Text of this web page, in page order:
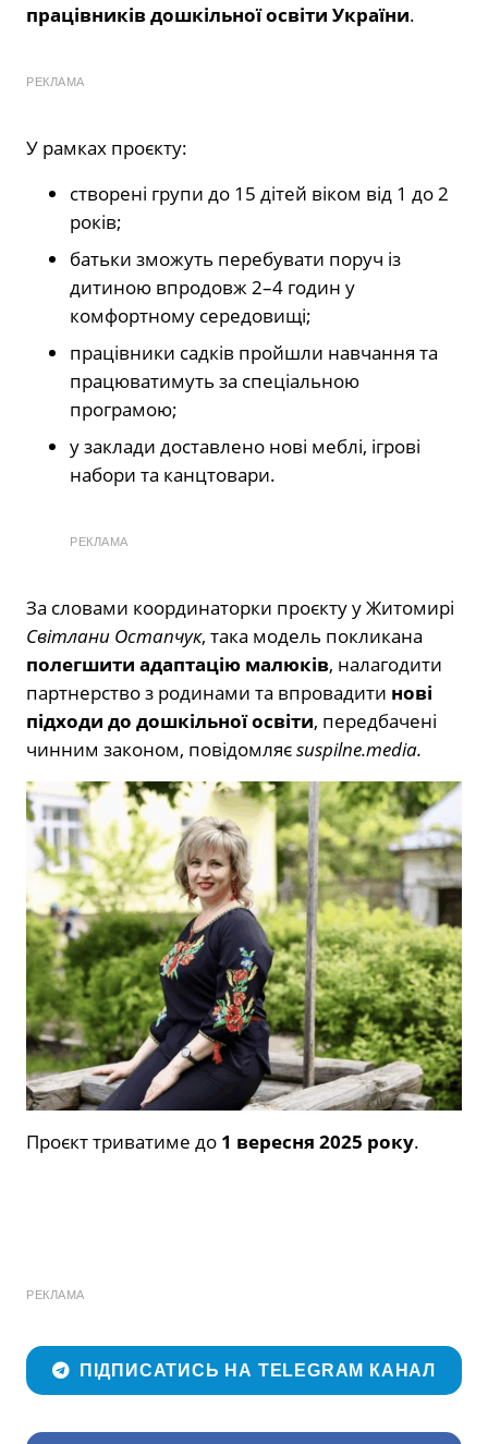
працівників дошкільної освіти України.
РЕКЛАМА
У рамках проєкту:
створені групи до 15 дітей віком від 1 до 2
років;
батьки зможуть перебувати поруч із
дитиною впродовж 2–4 годин у
комфортному середовищі;
працівники садків пройшли навчання та
працюватимуть за спеціальною
програмою;
у заклади доставлено нові меблі, ігрові
набори та канцтовари.
РЕКЛАМА
За словами координаторки проєкту у Житомирі
Світлани Остапчук, така модель покликана
полегшити адаптацію малюків, налагодити
партнерство з родинами та впровадити нові
підходи до дошкільної освіти, передбачені
чинним законом, повідомляєsuspilne.media.
Проєкт триватиме до 1 вересня 2025 року.
РЕКЛАМА
ПІДПИСАТИСЬ НА TELEGRAM КАНАЛ